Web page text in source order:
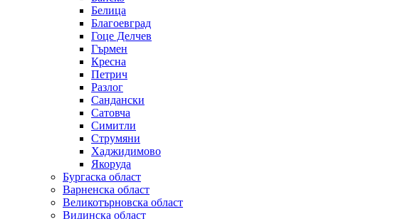
Белица
Благоевград
Гоце Делчев
Гърмен
Кресна
Петрич
Разлог
Сандански
Сатовча
Симитли
Струмяни
Хаджидимово
Якоруда
Бургаска област
Варненска област
Великотърновска област
Видинска област